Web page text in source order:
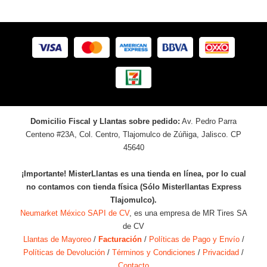
Domicilio Fiscal y Llantas sobre pedido: Av. Pedro Parra
Centeno #23A, Col. Centro, Tlajomulco de Zúñiga, Jalisco. CP
45640
¡Importante! MisterLlantas es una tienda en línea, por lo cual
no contamos con tienda física (Sólo Misterllantas Express
Tlajomulco).
Neumarket México SAPI de CV, es una empresa de MR Tires SA
de CV
Llantas de Mayoreo/ Facturación/ Políticas de Pago y Envío/
Políticas de Devolución / Términos y Condiciones / Privacidad /